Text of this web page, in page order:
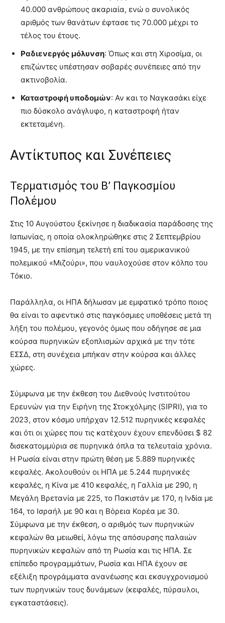
40.000 ανθρώπους ακαριαία, ενώ ο συνολικός
αριθμός των θανάτων έφτασε τις 70.000 μέχρι το
τέλος του έτους.
Ραδιενεργός μόλυνση: Όπως και στη Χιροσίμα, οι
επιζώντες υπέστησαν σοβαρές συνέπειες από την
ακτινοβολία.
Καταστροφή υποδομών: Αν και το Ναγκασάκι είχε
πιο δύσκολο ανάγλυφο, η καταστροφή ήταν
εκτεταμένη.
Αντίκτυπος και Συνέπειες
Τερματισμός του Β’ Παγκοσμίου
Πολέμου
Στις 10 Αυγούστου ξεκίνησε η διαδικασία παράδοσης της
Ιαπωνίας, η οποία ολοκληρώθηκε στις 2 Σεπτεμβρίου
1945, με την επίσημη τελετή επί του αμερικανικού
πολεμικού «Μιζούρι», που ναυλοχούσε στον κόλπο του
Τόκιο.
Παράλληλα, οι ΗΠΑ δήλωσαν με εμφατικό τρόπο ποιος
θα είναι το αφεντικό στις παγκόσμιες υποθέσεις μετά τη
λήξη του πολέμου, γεγονός όμως που οδήγησε σε μια
κούρσα πυρηνικών εξοπλισμών αρχικά με την τότε
ΕΣΣΔ, στη συνέχεια μπήκαν στην κούρσα και άλλες
χώρες.
Σύμφωνα με την έκθεση του Διεθνούς Ινστιτούτου
Ερευνών για την Ειρήνη της Στοκχόλμης (SIPRI), για το
2023, στον κόσμο υπήρχαν 12.512 πυρηνικές κεφαλές
και ότι οι χώρες που τις κατέχουν έχουν επενδύσει $ 82
δισεκατομμύρια σε πυρηνικά όπλα τα τελευταία χρόνια.
Η Ρωσία είναι στην πρώτη θέση με 5.889 πυρηνικές
κεφαλές. Ακολουθούν οι ΗΠΑ με 5.244 πυρηνικές
κεφαλές, η Κίνα με 410 κεφαλές, η Γαλλία με 290, η
Μεγάλη Βρετανία με 225, το Πακιστάν με 170, η Ινδία με
164, το Ισραήλ με 90 και η Βόρεια Κορέα με 30.
Σύμφωνα με την έκθεση, ο αριθμός των πυρηνικών
κεφαλών θα μειωθεί, λόγω της απόσυρσης παλαιών
πυρηνικών κεφαλών από τη Ρωσία και τις ΗΠΑ. Σε
επίπεδο προγραμμάτων, Ρωσία και ΗΠΑ έχουν σε
εξέλιξη προγράμματα ανανέωσης και εκσυγχρονισμού
των πυρηνικών τους δυνάμεων (κεφαλές, πύραυλοι,
εγκαταστάσεις).